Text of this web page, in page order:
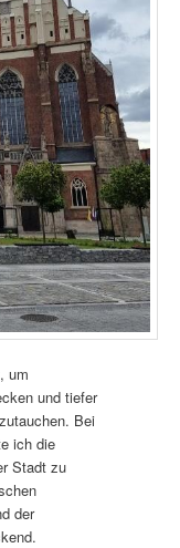
um
und tiefer
Bei
ich die
Stadt zu
der